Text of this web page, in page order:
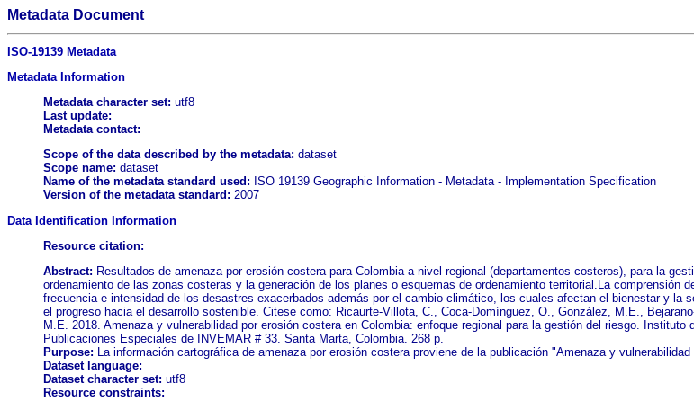
Metadata Document
ISO-19139 Metadata
Metadata Information
Metadata character set: utf8
Last update:
Metadata contact:
Scope of the data described by the metadata: dataset
Scope name: dataset
Name of the metadata standard used: ISO 19139 Geographic Information - Metadata - Implementation Specification
Version of the metadata standard: 2007
Data Identification Information
Resource citation:
Abstract: Resultados de amenaza por erosión costera para Colombia a nivel regional (departamentos costeros), para la
ordenamiento de las zonas costeras y la generación de los planes o esquemas de ordenamiento territorial.La
frecuencia e intensidad de los desastres exacerbados además por el cambio climático, los cuales afectan el bienestar y
el progreso hacia el desarrollo sostenible. Citese como: Ricaurte-Villota, C., Coca-Domínguez, O., González, M.E.,
M.E. 2018. Amenaza y vulnerabilidad por erosión costera en Colombia: enfoque regional para la gestión del riesgo.
Publicaciones Especiales de INVEMAR # 33. Santa Marta, Colombia. 268 p.
Purpose: La información cartográfica de amenaza por erosión costera proviene de la publicación "Amenaza y
Dataset language:
Dataset character set: utf8
Resource constraints: